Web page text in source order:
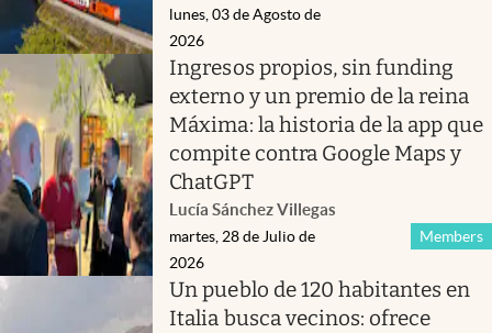
lunes, 03 de Agosto de
2026
Ingresos propios, sin funding
externo y un premio de la reina
Máxima: la historia de la app que
compite contra Google Maps y
ChatGPT
Lucía Sánchez Villegas
Members
martes, 28 de Julio de
2026
Un pueblo de 120 habitantes en
Italia busca vecinos: ofrece